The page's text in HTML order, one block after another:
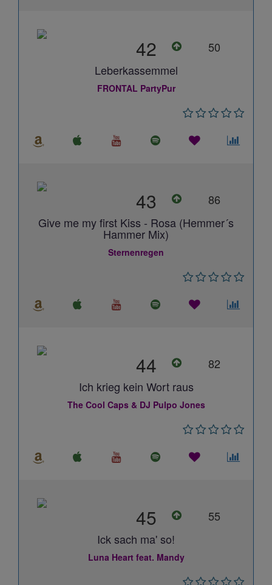
42
50
Leberkassemmel
FRONTAL PartyPur
43
86
Give me my first Kiss - Rosa (Hemmer´s
Hammer Mix)
Sternenregen
44
82
Ich krieg kein Wort raus
The Cool Caps & DJ Pulpo Jones
45
55
Ick sach ma' so!
Luna Heart feat. Mandy